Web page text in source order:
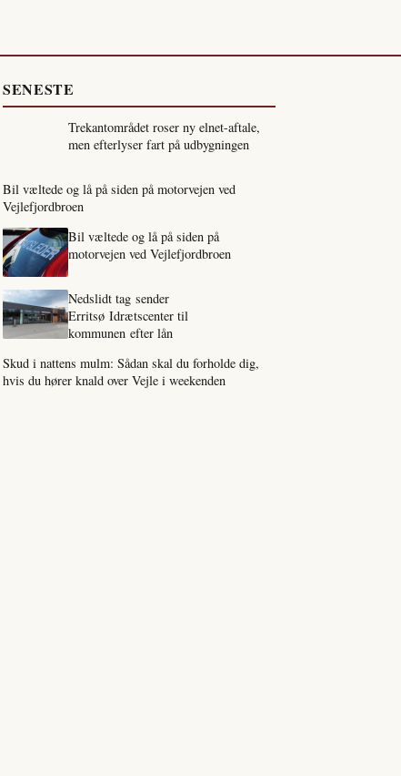
SENESTE
Trekantområdet roser ny elnet-aftale,
men efterlyser fart på udbygningen
Bil væltede og lå på siden på motorvejen ved
Vejlefjordbroen
Bil væltede og lå på siden på
motorvejen ved Vejlefjordbroen
Nedslidt tag sender
Erritsø Idrætscenter til
kommunen efter lån
Skud i nattens mulm: Sådan skal du forholde dig,
hvis du hører knald over Vejle i weekenden